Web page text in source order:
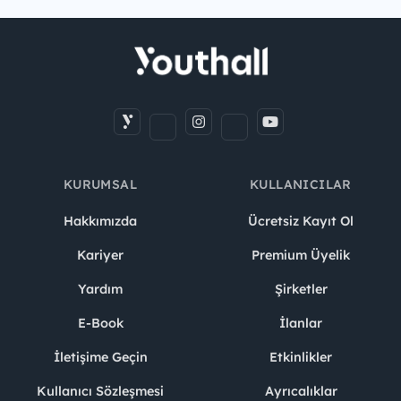
KURUMSAL
Hakkımızda
Kariyer
Yardım
E-Book
İletişime Geçin
Kullanıcı Sözleşmesi
KULLANICILAR
Ücretsiz Kayıt Ol
Premium Üyelik
Şirketler
İlanlar
Etkinlikler
Ayrıcalıklar